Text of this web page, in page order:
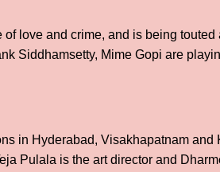
love and crime, and is being touted
Siddhamsetty, Mime Gopi are
in Hyderabad, Visakhapatnam and
Pulala is the art director and